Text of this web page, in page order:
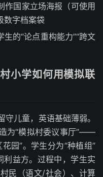
作国家立场海报（可使用
数字档案袋
生的“论点重构能力”“跨文
小学如何用模拟联
儿童，英语基础薄弱。
为“模拟村委议事厅”——
园”。学生分为“种植组”
利益方。过程中，学生实
民（语文/社会）、计算